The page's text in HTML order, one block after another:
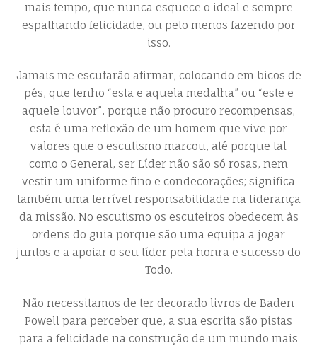
mais tempo, que nunca esquece o ideal e sempre
espalhando felicidade, ou pelo menos fazendo por
isso.
Jamais me escutarão afirmar, colocando em bicos de
pés, que tenho “esta e aquela medalha” ou “este e
aquele louvor”, porque não procuro recompensas,
esta é uma reflexão de um homem que vive por
valores que o escutismo marcou, até porque tal
como o General, ser Líder não são só rosas, nem
vestir um uniforme fino e condecorações; significa
também uma terrível responsabilidade na liderança
da missão. No escutismo os escuteiros obedecem às
ordens do guia porque são uma equipa a jogar
juntos e a apoiar o seu líder pela honra e sucesso do
Todo.
Não necessitamos de ter decorado livros de Baden
Powell para perceber que, a sua escrita são pistas
para a felicidade na construção de um mundo mais